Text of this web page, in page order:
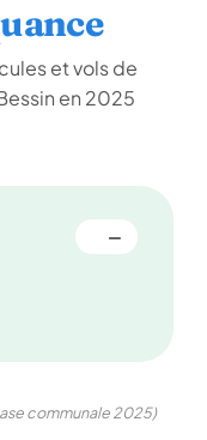
et vols de
en 2025
—
communale 2025)